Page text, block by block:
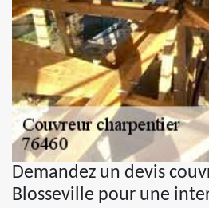
Demandez un devis
Blosseville pour une